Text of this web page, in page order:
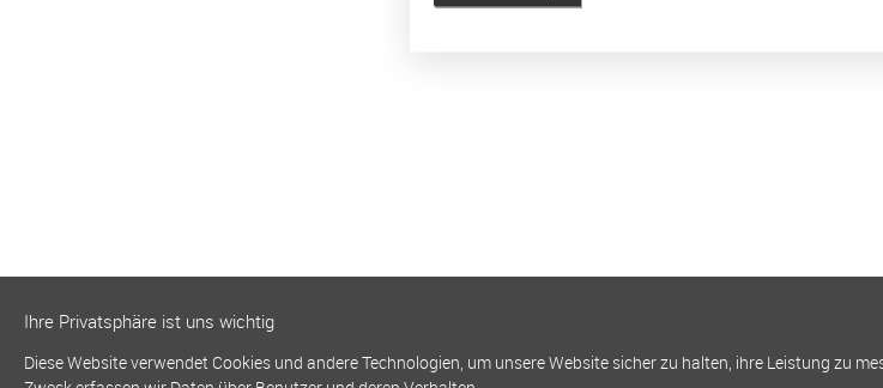
Ihre Privatsphäre ist uns wichtig
Diese Website verwendet Cookies und andere Technologien, um unsere Website sicher zu halten, ihre Leistung zu